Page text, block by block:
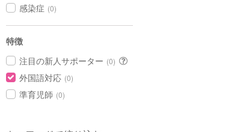
感染症 (0)
特徴
注目の新人サポーター (0)
外国語対応 (0)
準育児師 (0)